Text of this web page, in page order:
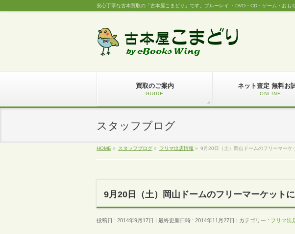
安心丁寧な古本買取の「古本屋こまどり」です。ブルーレイ ・DVD・CD・ゲーム・お
買取のご案内
GUIDE
ネット査定 無料お
ONLINE
スタッフブログ
HOME » スタッフブログ » フリマ出店情報 » 9月20日（土）岡山ドームのフリーマーケ
9月20日（土）岡山ドームのフリーマーケットに
投稿日 : 2014年9月17日 最終更新日時 : 2014年11月27日 カテゴリー : フリマ出